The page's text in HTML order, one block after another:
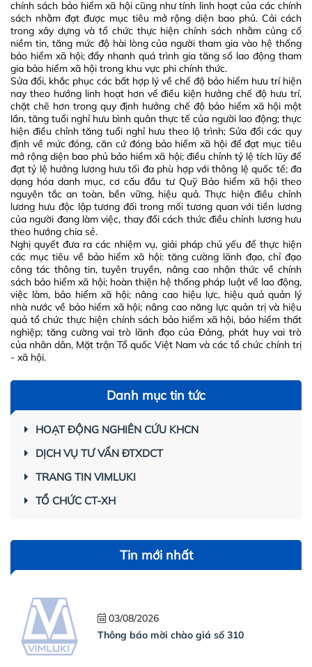
chính sách bảo hiểm xã hội cũng như tính linh hoạt của các chính
sách nhằm đạt được mục tiêu mở rộng diện bao phủ. Cải cách
trong xây dựng và tổ chức thực hiện chính sách nhằm củng cố
niềm tin, tăng mức độ hài lòng của người tham gia vào hệ thống
bảo hiểm xã hội; đẩy nhanh quá trình gia tăng số lao động tham
gia bảo hiểm xã hội trong khu vực phi chính thức.
Sửa đổi, khắc phục các bất hợp lý về chế độ bảo hiểm hưu trí hiện
nay theo hướng linh hoạt hơn về điều kiện hưởng chế độ hưu trí,
chặt chẽ hơn trong quy định hưởng chế độ bảo hiểm xã hội một
lần, tăng tuổi nghỉ hưu bình quân thực tế của người lao động; thực
hiện điều chỉnh tăng tuổi nghỉ hưu theo lộ trình; Sửa đổi các quy
định về mức đóng, căn cứ đóng bảo hiểm xã hội để đạt mục tiêu
mở rộng diện bao phủ bảo hiểm xã hội; điều chỉnh tỷ lệ tích lũy để
đạt tỷ lệ hưởng lương hưu tối đa phù hợp với thông lệ quốc tế; đa
dạng hóa danh mục, cơ cấu đầu tư Quỹ Bảo hiểm xã hội theo
nguyên tắc an toàn, bền vững, hiệu quả. Thực hiện điều chỉnh
lương hưu độc lập tương đối trong mối tương quan với tiền lương
của người đang làm việc, thay đổi cách thức điều chỉnh lương hưu
theo hướng chia sẻ.
Nghị quyết đưa ra các nhiệm vụ, giải pháp chủ yếu để thực hiện
các mục tiêu về bảo hiểm xã hội: tăng cường lãnh đạo, chỉ đạo
công tác thông tin, tuyên truyền, nâng cao nhận thức về chính
sách bảo hiểm xã hội; hoàn thiện hệ thống pháp luật về lao động,
việc làm, bảo hiểm xã hội; nâng cao hiệu lực, hiệu quả quản lý
nhà nước về bảo hiểm xã hội; nâng cao năng lực quản trị và hiệu
quả tổ chức thực hiện chính sách bảo hiểm xã hội, bảo hiểm thất
nghiệp; tăng cường vai trò lãnh đạo của Đảng, phát huy vai trò
của nhân dân, Mặt trận Tổ quốc Việt Nam và các tổ chức chính trị
- xã hội.
Danh mục tin tức
HOẠT ĐỘNG NGHIÊN CỨU KHCN
DỊCH VỤ TƯ VẤN ĐTXDCT
TRANG TIN VIMLUKI
TỔ CHỨC CT-XH
Tin mới nhất
03/08/2026
Thông báo mời chào giá số 310